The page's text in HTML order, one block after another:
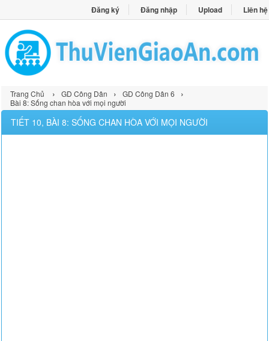
Đăng ký Đăng nhập Upload Liên hệ
Trang Chủ › GD Công Dân › GD Công Dân 6 ›
Bài 8: Sống chan hòa với mọi người
TIẾT 10, BÀI 8: SỐNG CHAN HÒA VỚI MỌI NGƯỜI